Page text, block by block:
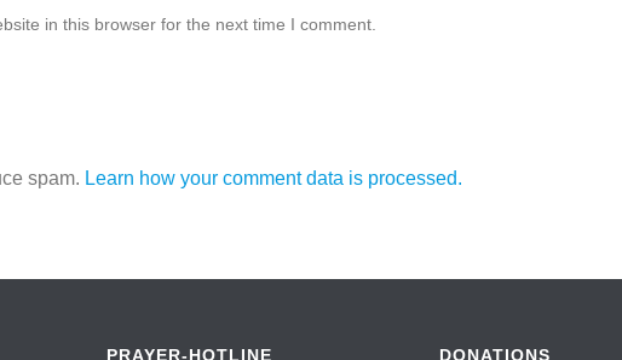
in this browser for the next time I comment.
spam. Learn how your comment data is processed.
PRAYER-HOTLINE DONATIONS